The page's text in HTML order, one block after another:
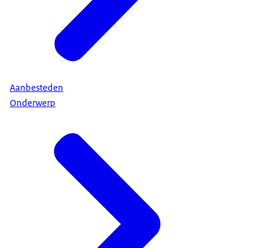
Aanbesteden
Onderwerp